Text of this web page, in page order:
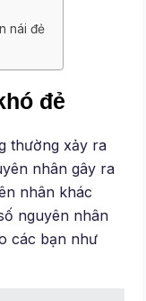
nái đẻ
đẻ
thường xảy ra
nhân gây ra
nhân khác
nguyên nhân
các bạn như